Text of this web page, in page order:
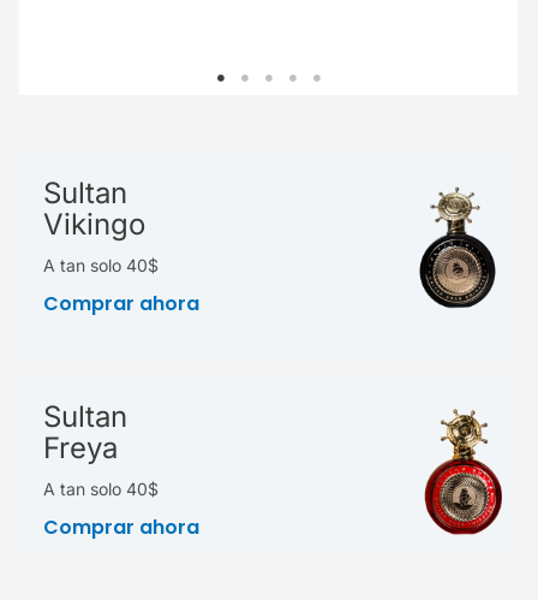
Sultan
Vikingo
A tan solo 40$
Comprar ahora
Sultan
Freya
A tan solo 40$
Comprar ahora